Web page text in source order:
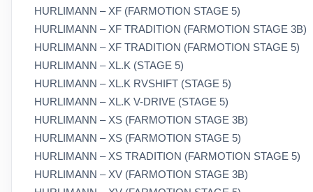
HURLIMANN – XF (FARMOTION STAGE 5)
HURLIMANN – XF TRADITION (FARMOTION STAGE 3B)
HURLIMANN – XF TRADITION (FARMOTION STAGE 5)
HURLIMANN – XL.K (STAGE 5)
HURLIMANN – XL.K RVSHIFT (STAGE 5)
HURLIMANN – XL.K V-DRIVE (STAGE 5)
HURLIMANN – XS (FARMOTION STAGE 3B)
HURLIMANN – XS (FARMOTION STAGE 5)
HURLIMANN – XS TRADITION (FARMOTION STAGE 5)
HURLIMANN – XV (FARMOTION STAGE 3B)